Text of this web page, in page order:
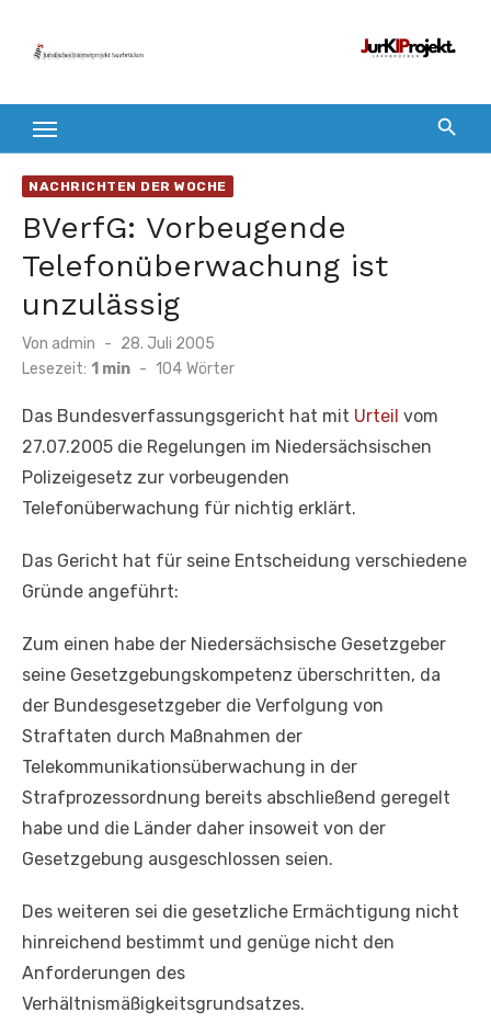
Inhalt
NACHRICHTEN DER WOCHE
BVerfG: Vorbeugende
Telefonüberwachung ist
unzulässig
Von admin
Veröffentlicht
am
28. Juli 2005
Lesezeit: 1 min - 104 Wörter
Das Bundesverfassungsgericht hat mit Urteil vom
27.07.2005 die Regelungen im Niedersächsischen
Polizeigesetz zur vorbeugenden
Telefonüberwachung für nichtig erklärt.
Das Gericht hat für seine Entscheidung verschiedene
Gründe angeführt:
Zum einen habe der Niedersächsische Gesetzgeber
seine Gesetzgebungskompetenz überschritten, da
der Bundesgesetzgeber die Verfolgung von
Straftaten durch Maßnahmen der
Telekommunikationsüberwachung in der
Strafprozessordnung bereits abschließend geregelt
habe und die Länder daher insoweit von der
Gesetzgebung ausgeschlossen seien.
Des weiteren sei die gesetzliche Ermächtigung nicht
hinreichend bestimmt und genüge nicht den
Anforderungen des
Verhältnismäßigkeitsgrundsatzes.